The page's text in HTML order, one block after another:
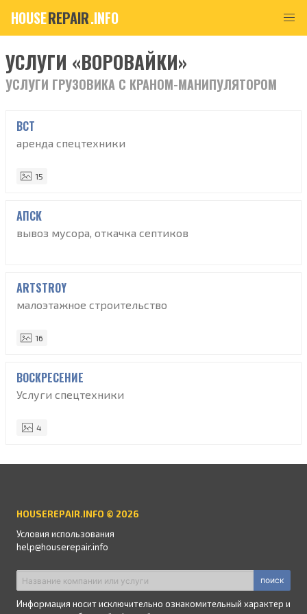
HOUSEREPAIR.INFO
УСЛУГИ «ВОРОВАЙКИ»
УСЛУГИ ГРУЗОВИКА С КРАНОМ-МАНИПУЛЯТОРОМ
ВСТ
аренда спецтехники
15
АПСК
вывоз мусора, откачка септиков
ARTSTROY
малоэтажное строительство
16
ВОСКРЕСЕНИЕ
Услуги спецтехники
4
HOUSEREPAIR.INFO © 2026
Условия использования
help@houserepair.info
поиск
Информация носит исключительно ознакомительный характер и